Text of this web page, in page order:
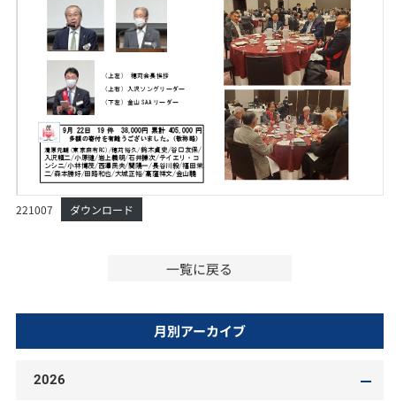
221007 ダウンロード
一覧に戻る
月別アーカイブ
2026